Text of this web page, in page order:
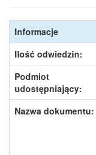
Informacje
Ilość odwiedzin:
Podmiot
udostępniający:
Nazwa dokumentu: